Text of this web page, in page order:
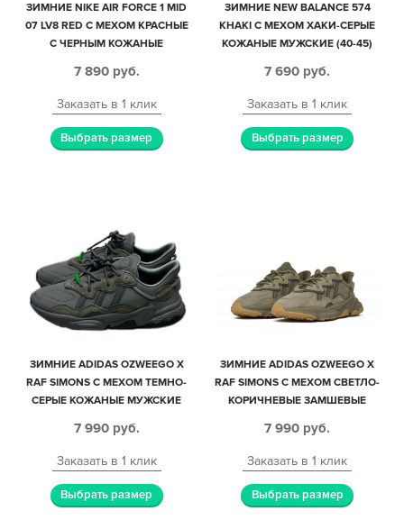
ЗИМНИЕ NIKE AIR FORCE 1 MID
07 LV8 RED С МЕХОМ КРАСНЫЕ
С ЧЕРНЫМ КОЖАНЫЕ
7 890 руб.
Заказать в 1 клик
Выбрать размер
ЗИМНИЕ NEW BALANCE 574
KHAKI С МЕХОМ ХАКИ-СЕРЫЕ
КОЖАНЫЕ МУЖСКИЕ (40-45)
7 690 руб.
Заказать в 1 клик
Выбрать размер
ЗИМНИЕ ADIDAS OZWEEGO X
RAF SIMONS С МЕХОМ ТЕМНО-
СЕРЫЕ КОЖАНЫЕ МУЖСКИЕ
7 990 руб.
Заказать в 1 клик
Выбрать размер
ЗИМНИЕ ADIDAS OZWEEGO X
RAF SIMONS С МЕХОМ СВЕТЛО-
КОРИЧНЕВЫЕ ЗАМШЕВЫЕ
7 990 руб.
Заказать в 1 клик
Выбрать размер